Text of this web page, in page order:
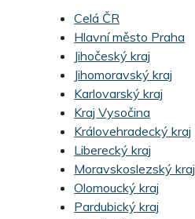
Celá ČR
Hlavní město Praha
Jihočeský kraj
Jihomoravský kraj
Karlovarský kraj
Kraj Vysočina
Královehradecký kraj
Liberecký kraj
Moravskoslezský kraj
Olomoucký kraj
Pardubický kraj